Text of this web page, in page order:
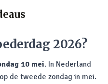
2026?
10 mei. In Nederland
de tweede zondag in mei.